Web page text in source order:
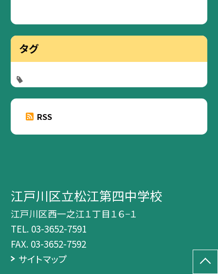
タグ
RSS
江戸川区立松江第四中学校
江戸川区西一之江１丁目１６−１
TEL. 03-3652-7591
FAX. 03-3652-7592
サイトマップ